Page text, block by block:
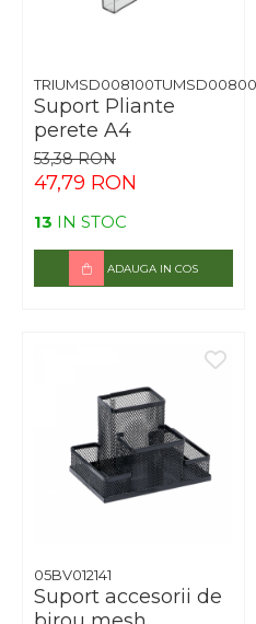
Suport Pliante
perete A4
53,38 RON
47,79 RON
13 IN STOC
ADAUGA IN COS
05BV012141
Suport accesorii de